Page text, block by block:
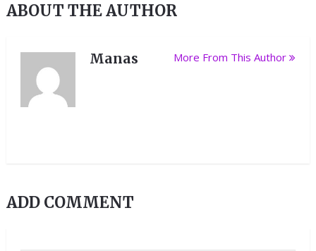
ABOUT THE AUTHOR
Manas More From This Author
ADD COMMENT